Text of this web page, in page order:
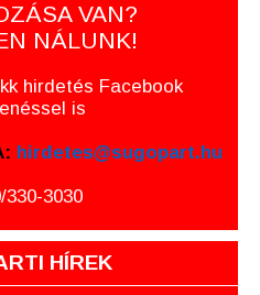
VAN?
NÁLUNK!
hirdetés Facebook
is
hirdetes@sugopart.hu
330-3030
HÍREK